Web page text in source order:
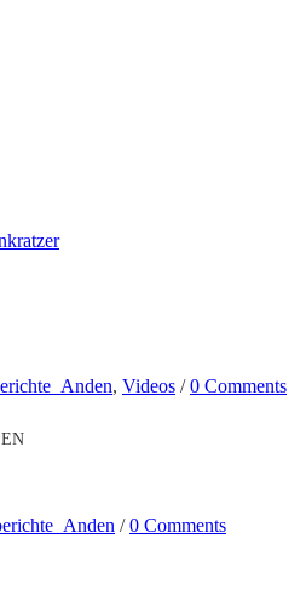
, Videos /0 Comments
/0 Comments